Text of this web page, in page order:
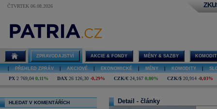
ČTVRTEK 06.08.2026
ZPRAVODAJSTVÍ AKCIE & FONDY MĚNY & SAZBY
PŘEHLED ZPRÁV AKCIOVÉ EKONOMICKÉ MĚNY KOMODITY
PX 2 769,04 0,11% DAX 26 126,30 -0,29% CZK/€ 24,167 0,00% CZK/$ 20,914 -0,03%
HLEDAT V KOMENTÁŘÍCH Detail - články